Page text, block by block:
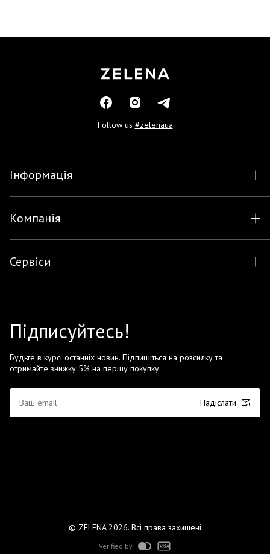
Follow us #zelenaua
Інформація
Компанія
Сервіси
Підписуйтесь!
Будьте в курсі останніх новин. Підпишіться на розсилку та
отримайте знижку 5% на першу покупку.
Надіслати
© ZELENA 2026. Всі права захищені
Verified by